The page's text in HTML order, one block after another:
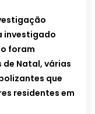
investigado
foram
de Natal, várias
que
residentes em